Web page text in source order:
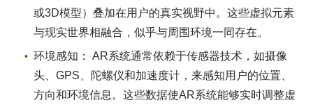
或3D模型）叠加在用户的真实视野中。这些虚拟元素
与现实世界相融合，似乎与周围环境一同存在。
环境感知： AR系统通常依赖于传感器技术，如摄像
头、GPS、陀螺仪和加速度计，来感知用户的位置、
方向和环境信息。这些数据使AR系统能够实时调整虚